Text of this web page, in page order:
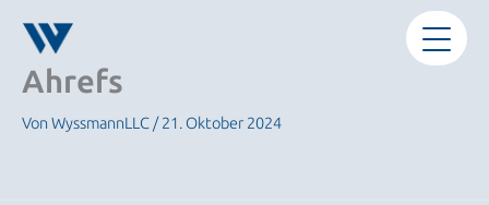
Inhalt
springen
Ahrefs
Von WyssmannLLC/21. Oktober 2024